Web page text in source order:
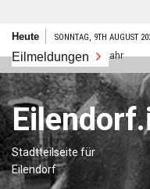
Zum
springen
Heute SONNTAG, 9TH AUGUST
Eilmeldungen
Frohes neues Jahr
Stadtteilseite für
Eilendorf